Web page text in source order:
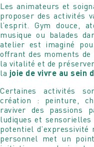
Les animateurs et
proposer des activités
l’esprit. Gym douce,
musique ou balades
atelier est imaginé
offrant des moments de
la vitalité et de
la joie de vivre au sein
Certaines activités
création : peinture,
raviver des passions
ludiques et
potentiel
personnel met un
Je suis à votre entière
vos questions ou pour
DE
Nous sommes à
programmer avec
pouvoir également